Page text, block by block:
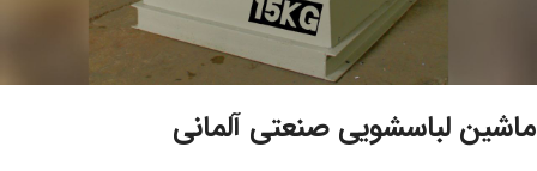
ماشین لباسشویی صنعتی آلمانی